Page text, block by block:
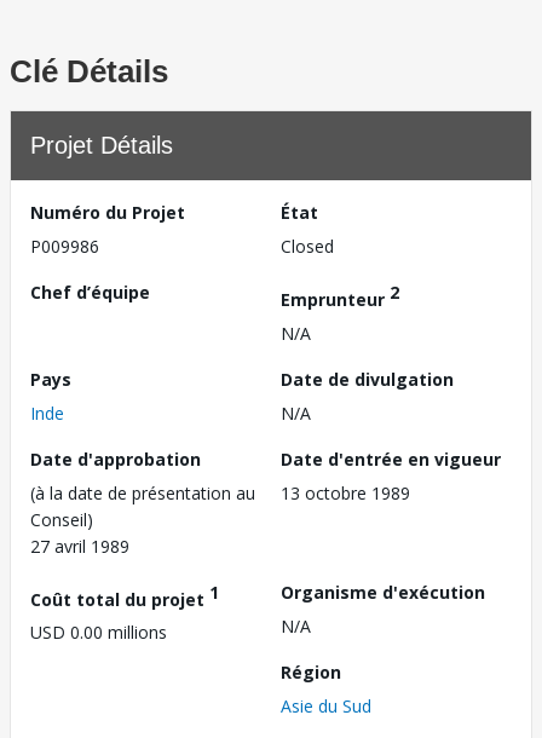
Clé Détails
Projet Détails
Numéro du Projet
P009986
État
Closed
Chef d’équipe
Emprunteur 2
N/A
Pays
Inde
Date de divulgation
N/A
Date d'approbation
(à la date de présentation au
Conseil)
27 avril 1989
Date d'entrée en vigueur
13 octobre 1989
Coût total du projet 1
USD 0.00 millions
Organisme d'exécution
N/A
Région
Asie du Sud